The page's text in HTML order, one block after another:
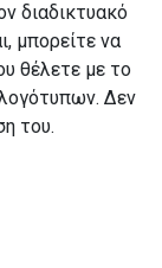
διαδικτυακό
μπορείτε να
θέλετε με το
Δεν
του.